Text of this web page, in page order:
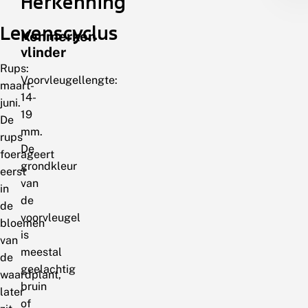
Levenscyclus
Rups:
maart-
juni.
De
rups
foerageert
eerst
in
de
bloemen
van
de
waardplant,
later
Kenmerken
vlinder
Voorvleugellengte:
14-
19
mm.
De
grondkleur
van
de
voorvleugel
is
meestal
geelachtig
bruin
of